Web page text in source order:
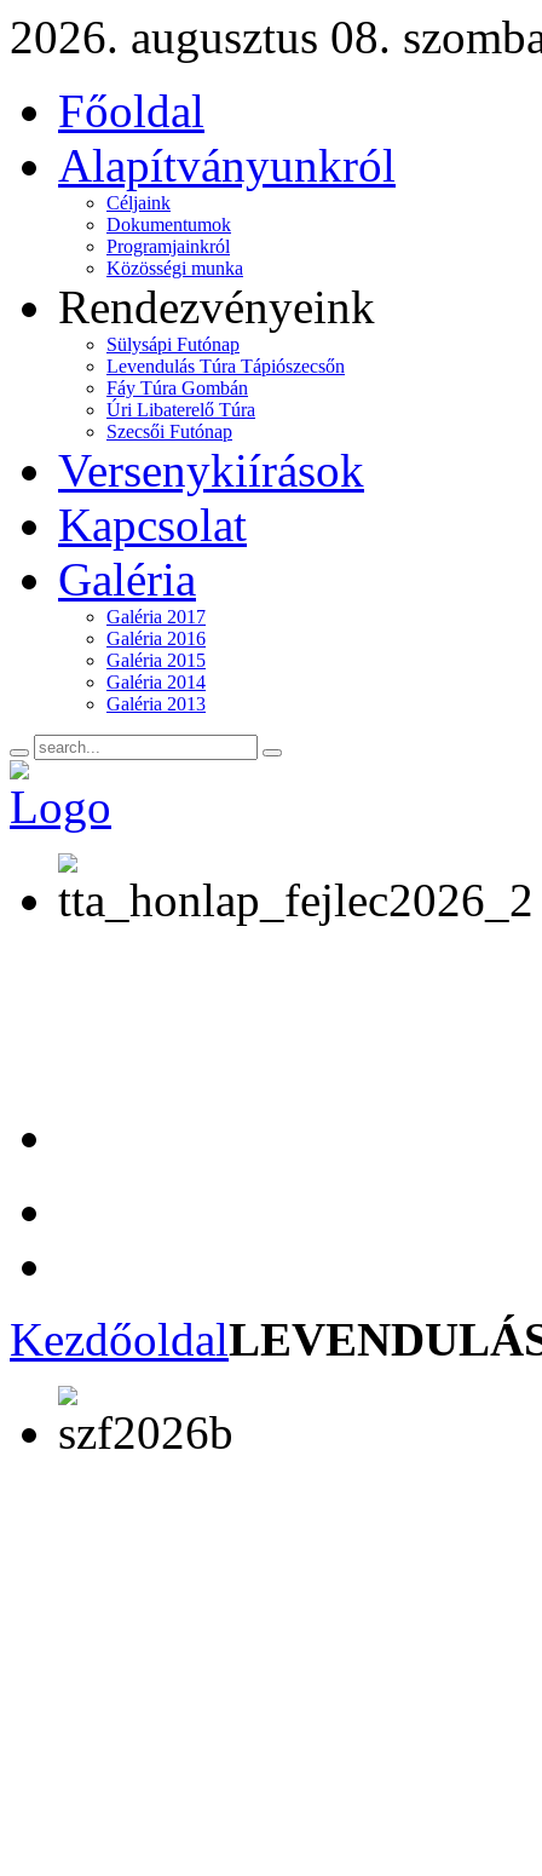
2026. augusztus 08.
Főoldal
Alapítványunkról
Céljaink
Dokumentumok
Programjainkról
Közösségi munka
Rendezvényeink
Sülysápi Futónap
Levendulás Túra Tápiószecsőn
Fáy Túra Gombán
Úri Libaterelő Túra
Szecsői Futónap
Versenykiírások
Kapcsolat
Galéria
Galéria 2017
Galéria 2016
Galéria 2015
Galéria 2014
Galéria 2013
Kezdőoldal